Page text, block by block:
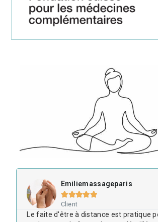
Emiliemassageparis

Client
Le faite d'être à distance est pratique